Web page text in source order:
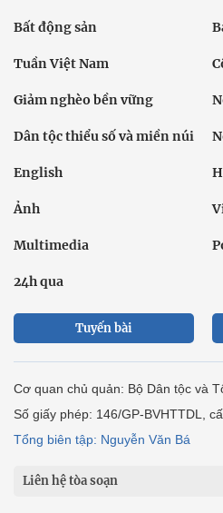
Bất động sản
Tuần Việt Nam
Giảm nghèo bền vững
Dân tộc thiểu số và miền núi
English
Ảnh
Multimedia
24h qua
Tuyến bài
Cơ quan chủ quản: Bộ Dân tộc và
Số giấy phép: 146/GP-BVHTTDL,
Tổng biên tập: Nguyễn Văn Bá
Liên hệ tòa soạn